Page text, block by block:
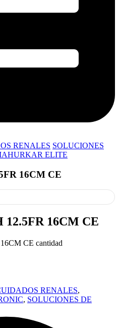
RENALES SOLUCIONES
ELITE
16CM CE
16CM CE
CE cantidad
RENALES,
, SOLUCIONES DE